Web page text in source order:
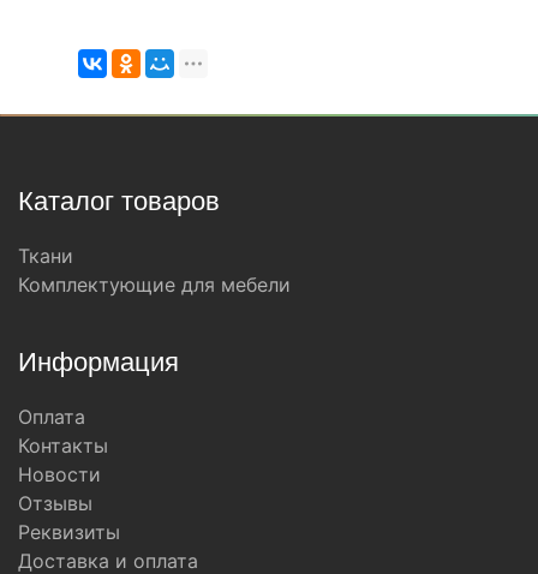
Каталог товаров
Ткани
Комплектующие для мебели
Информация
Оплата
Контакты
Новости
Отзывы
Реквизиты
Доставка и оплата